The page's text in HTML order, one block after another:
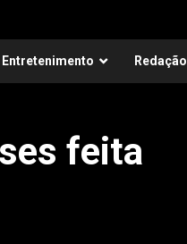
Entretenimento Redação
feita